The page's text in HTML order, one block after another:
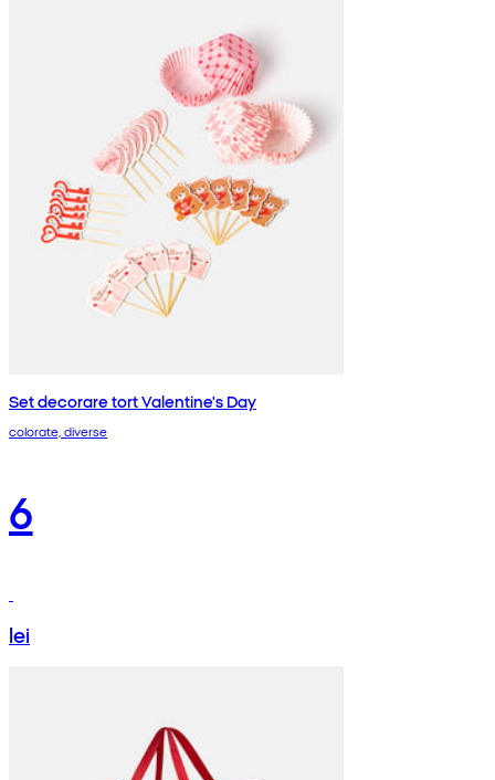
Set decorare tort Valentine's Day
colorate, diverse
6
lei